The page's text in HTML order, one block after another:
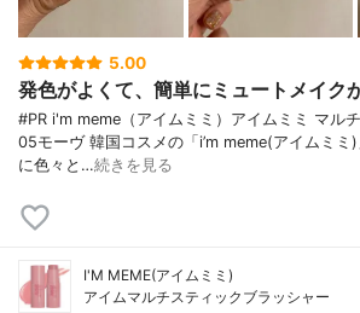
5.00
発色がよくて、簡単にミュートメイク
#PR i'm meme（アイムミミ）アイムミミ マル
05モーヴ 韓国コスメの「i’m meme(アイムミミ
に色々と…続きを見る
I'M MEME(アイムミミ)
アイムマルチスティックブラッシャー